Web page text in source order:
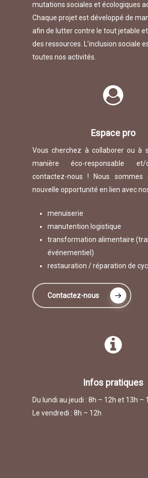
mutations sociales et écologiques
Chaque projet est développé de
afin de lutter contre le tout jetable
des ressources. L’inclusion sociale
toutes nos activités.
Espace pro
Vous cherchez à collaborer ou à
manière éco-responsable et/
contactez-nous ! Nous sommes
nouvelle opportunité en lien avec
menuiserie
manutention logistique
transformation alimentaire
événementiel)
restauration / réparation de
Contactez-nous
Infos pratiques
Du lundi au jeudi : 8h – 12h et 13h –
Le vendredi : 8h – 12h